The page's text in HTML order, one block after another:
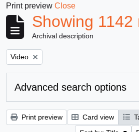
Print preview Close
Showing 1142
Archival description
Remove filter:
Video
Advanced search options
Print preview Card view